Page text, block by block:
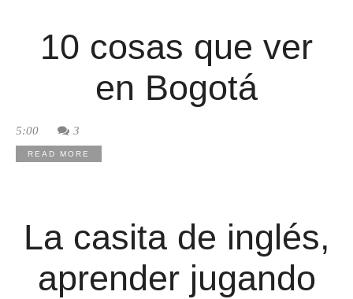
10 cosas que ver
en Bogotá
5:00 3
READ MORE
La casita de inglés,
aprender jugando